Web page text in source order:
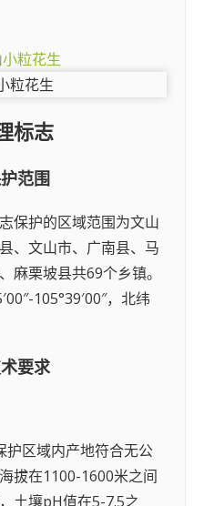
粒花生
标志
范围
保护的区域范围为文山
、文山市、广南县、马
麻栗坡县共69个乡镇。
105°39′00″，北纬
要求
护区域内产地符合无公
拔在1100-1600米之间
土壤pH值在5-7.5之